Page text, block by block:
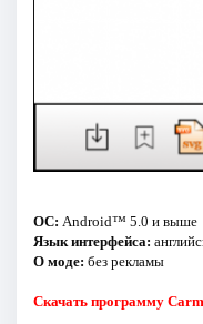
ОС: Android™ 5.0 и выше
Язык интерфейса:
О моде: без рекламы
Скачать программу